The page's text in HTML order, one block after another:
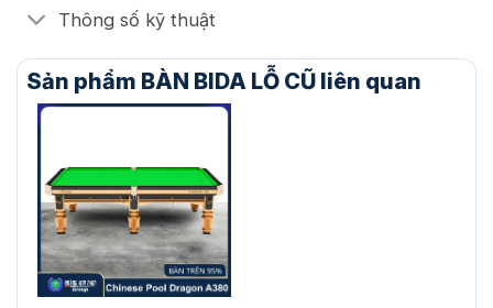
Thông số kỹ thuật
Sản phẩm BÀN BIDA LỖ CŨ liên quan